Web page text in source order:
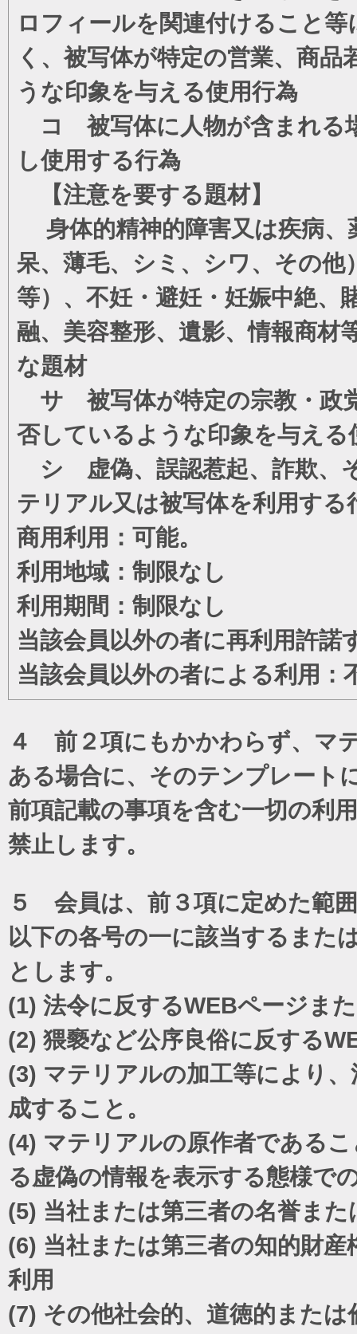
ロフィールを関連付けること
く、被写体が特定の営業、商
うな印象を与える使用行為
コ 被写体に人物が含まれる
し使用する行為
【注意を要する題材】
身体的精神的障害又は疾病、
呆、薄毛、シミ、シワ、その他
等）、不妊・避妊・妊娠中絶、
融、美容整形、遺影、情報商材
な題材
サ 被写体が特定の宗教・政
否しているような印象を与える
シ 虚偽、誤認惹起、詐欺、
テリアル又は被写体を利用する
商用利用：可能。
利用地域：制限なし
利用期間：制限なし
当該会員以外の者に再利用許諾
当該会員以外の者による利用：
４ 前２項にもかかわらず、マ
ある場合に、そのテンプレート
前項記載の事項を含む一切の利
禁止します。
５ 会員は、前３項に定めた範
以下の各号の一に該当するまた
とします。
(1) 法令に反するWEBページま
(2) 猥褻など公序良俗に反する
(3) マテリアルの加工等により
成すること。
(4) マテリアルの原作者である
る虚偽の情報を表示する態様で
(5) 当社または第三者の名誉ま
(6) 当社または第三者の知的財
利用
(7) その他社会的、道徳的また